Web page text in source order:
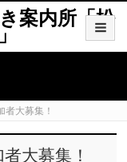
案内所「松
者大募集！
大募集！